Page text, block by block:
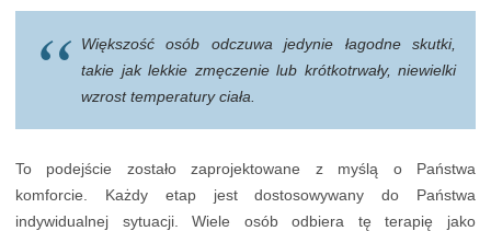
Większość osób odczuwa jedynie łagodne skutki,
takie jak lekkie zmęczenie lub krótkotrwały, niewielki
wzrost temperatury ciała.
To podejście zostało zaprojektowane z myślą o Państwa
komforcie. Każdy etap jest dostosowywany do Państwa
indywidualnej sytuacji. Wiele osób odbiera tę terapię jako